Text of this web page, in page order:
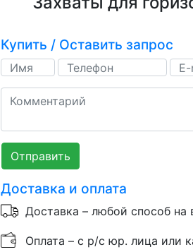
Купить / Оставить запрос
Отправить
Доставка и оплата
Доставка – любой способ на
Оплата – с р/с юр. лица или